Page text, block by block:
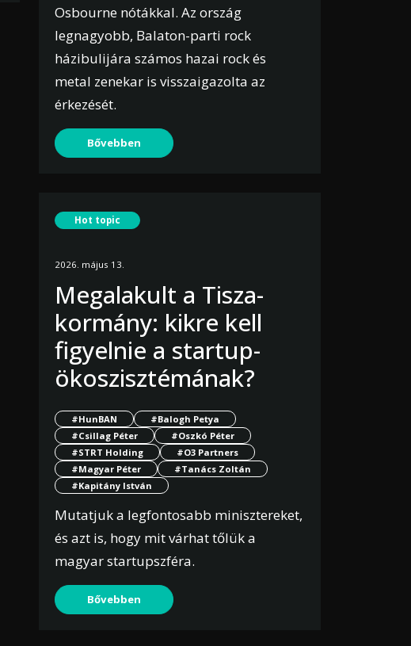
Osbourne nótákkal. Az ország
legnagyobb, Balaton-parti rock
házibulijára számos hazai rock és
metal zenekar is visszaigazolta az
érkezését.
Bővebben
Hot topic
2026. május 13.
Megalakult a Tisza-
kormány: kikre kell
figyelnie a startup-
ökoszisztémának?
#HunBAN
#Balogh Petya
#Csillag Péter
#Oszkó Péter
#STRT Holding
#O3 Partners
#Magyar Péter
#Tanács Zoltán
#Kapitány István
Mutatjuk a legfontosabb minisztereket,
és azt is, hogy mit várhat tőlük a
magyar startupszféra.
Bővebben